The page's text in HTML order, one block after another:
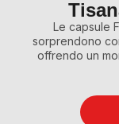
Le capsule
sorprendono
offrendo un